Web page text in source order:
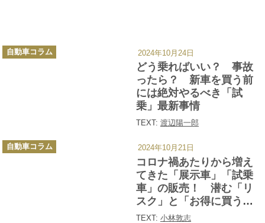
どう乗ればいい？ 事故
ったら？ 新車を買う前
には絶対やるべき「試
乗」最新事情
TEXT: 渡辺陽一郎
カ
テ
自動車コラム 2024年10月24日
コロナ禍あたりから増え
てきた「展示車」「試乗
車」の販売！ 潜む「リ
スク」と「お得に買うコ
ツ」
TEXT: 小林敦志
カ
テ
自動車コラム 2024年10月21日